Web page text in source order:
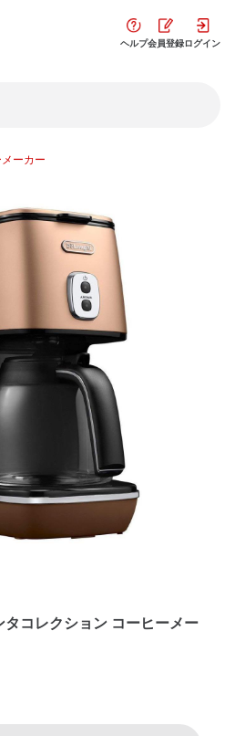
ヘルプ会員登録ログイン
ーカー
コレクション コーヒーメー